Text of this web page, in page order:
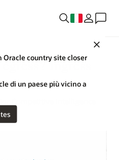
Oracle country site closer
di un paese più vicino a
Ingress
Competitive Intelligence